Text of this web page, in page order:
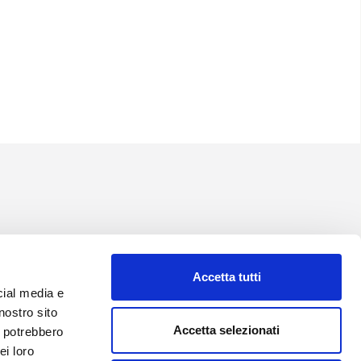
media e
sito
loro
Accetta tutti
Accetta selezionati